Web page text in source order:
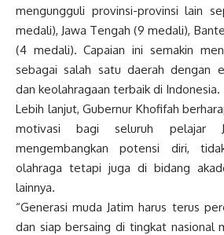
mengungguli provinsi-provinsi lain
medali), Jawa Tengah (9 medali),
(4 medali). Capaian ini semakin
sebagai salah satu daerah dengan
dan keolahragaan terbaik di Indonesia.
Lebih lanjut, Gubernur Khofifah
motivasi bagi seluruh pelajar
mengembangkan potensi diri,
olahraga tetapi juga di bidang
lainnya.
“Generasi muda Jatim harus terus
dan siap bersaing di tingkat nasional